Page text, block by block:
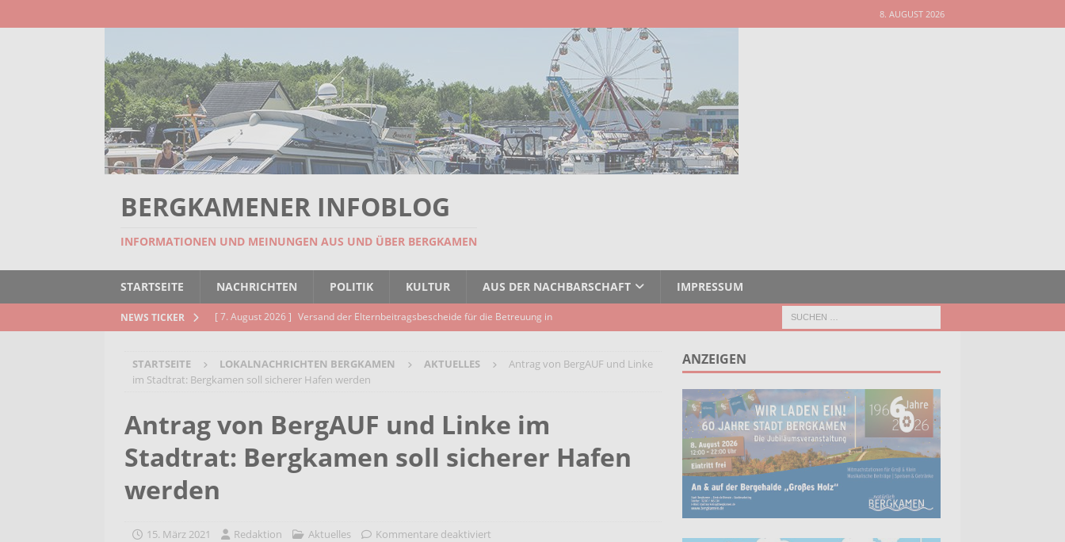
8. AUGUST 2026
BERGKAMENER INFOBLOG
INFORMATIONEN UND MEINUNGEN AUS UND ÜBER BERGKAMEN
STARTSEITE NACHRICHTEN POLITIK KULTUR AUS DER NACHBARSCHAFT IMPRESSUM
NEWS TICKER [ 7. August 2026 ] Versand der Elternbeitragsbescheide für die Betreuung in
[ 7. August 2026 ] Selbsthilfegruppe lädt zum gemeinsamen Singen ein!
AKTUELLES
Bergehalde „Großes Holz“
AKTUELLES
[ 6. August 2026 ] Pflege- und Wohnberatung im Gemeindebüro an der Christuskirche in Rünthe
Holzbildhauerei sichern!
AKTUELLES
STARTSEITE LOKALNACHRICHTEN BERGKAMEN AKTUELLES
Antrag von BergAUF und Linke
im Stadtrat: Bergkamen soll sicherer Hafen werden
Antrag von BergAUF und Linke im
Stadtrat: Bergkamen soll sicherer Hafen
werden
15. März 2021 Redaktion Aktuelles Kommentare deaktiviert
ANZEIGEN